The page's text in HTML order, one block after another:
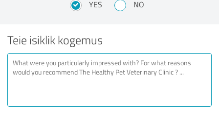
YES NO
Teie isiklik kogemus